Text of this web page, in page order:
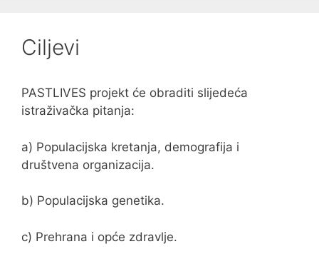
Ciljevi
PASTLIVES projekt će obraditi slijedeća
istraživačka pitanja:
a) Populacijska kretanja, demografija i
društvena organizacija.
b) Populacijska genetika.
c) Prehrana i opće zdravlje.